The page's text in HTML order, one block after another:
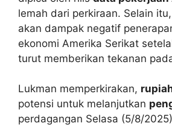
lemah dari perkiraan. Selain
akan dampak negatif
ekonomi Amerika Serikat
turut memberikan tekanan
Lukman memperkirakan,
potensi untuk melanjutkan
perdagangan Selasa (5/8/